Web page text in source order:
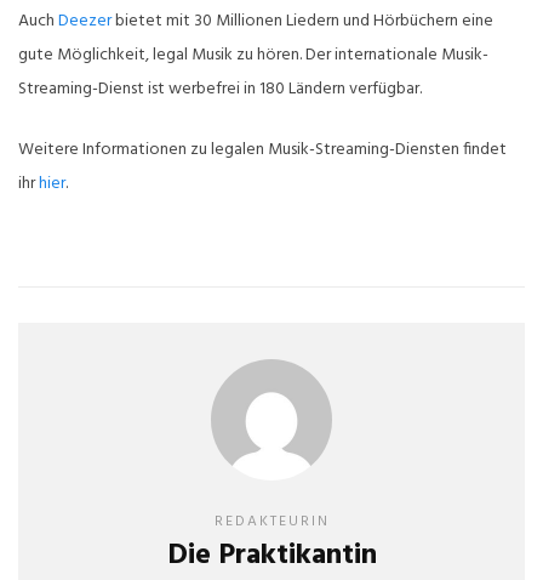
AuchDeezerbietet mit 30 Millionen Liedern und Hörbüchern eine
gute Möglichkeit, legal Musik zu hören. Der internationale Musik-
Streaming-Dienst ist werbefrei in 180 Ländern verfügbar.
Weitere Informationen zu legalen Musik-Streaming-Diensten findet
ihrhier.
REDAKTEURIN
Die Praktikantin